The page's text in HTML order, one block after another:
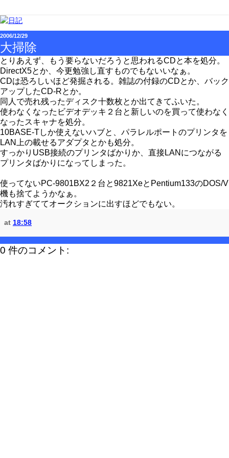
2006/12/29
大掃除
とりあえず、もう要らないだろうと思われるCDと本を処分。
DirectX5とか、今更勉強し直すものでもないいなぁ。
CDは恐ろしいほど発掘される。雑誌の付録のCDとか、バック
アップしたCD-Rとか。
同人で売れ残ったディスク十数枚とか出てきてふいた。
使わなくなったビデオデッキ２台と新しいのを買って使わなく
なったスキャナを処分。
10BASE-Tしか使えないハブと、パラレルポートのプリンタを
LAN上の載せるアダプタとかも処分。
すっかりUSB接続のプリンタばかりか、直接LANにつながる
プリンタばかりになってしまった。
使ってないPC-9801BX2２台と9821XeとPentium133のDOS/V
機も捨てようかなぁ。
汚れすぎててオークションに出すほどでもない。
at 18:58
0 件のコメント: